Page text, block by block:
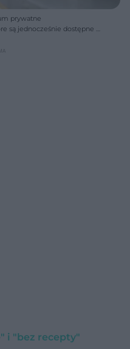
prywatne
są jednocześnie dostępne z
i "bez recepty"